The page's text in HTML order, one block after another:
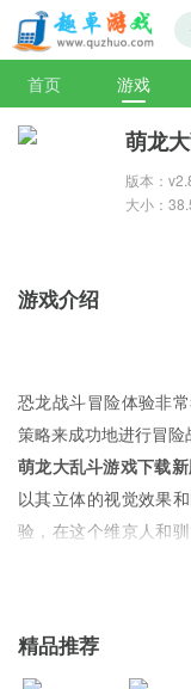
首页 游戏
萌龙
版本：
大小：
游戏介绍
恐龙战斗冒险体验非
策略来成功地进行冒险
萌龙大乱斗游戏下载
以其立体的视觉效果
验，在这个维京人和
萌龙大乱斗手
升级这些龙，并通过交
精品推荐